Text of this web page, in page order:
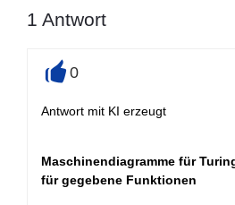
1 Antwort
0
Antwort mit KI erzeugt
Maschinendiagramme für
für gegebene Funktionen